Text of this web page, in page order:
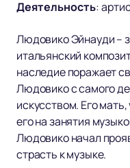
Деятельность:
Людовико Эйнауди –
итальянский
наследие поражает
Людовико с самого
искусством. Его
его на занятия
Людовико начал
страсть к музыке.